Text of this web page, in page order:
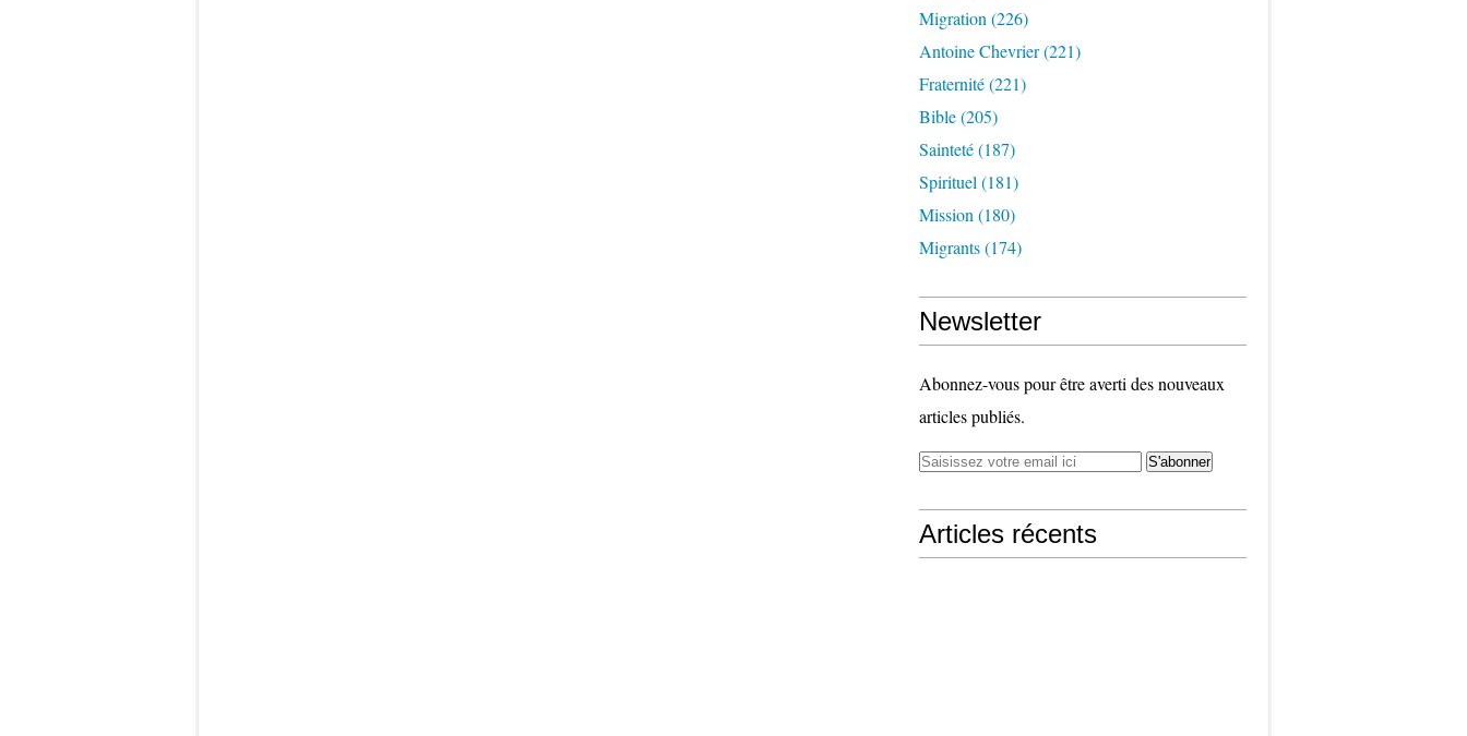
Migration (226)
Antoine Chevrier(221)
Fraternité(221)
Bible(205)
Sainteté(187)
Spirituel (181)
Mission (180)
Migrants(174)
Newsletter
Abonnez-vous pour être averti des nouveaux
articles publiés.
Articles récents